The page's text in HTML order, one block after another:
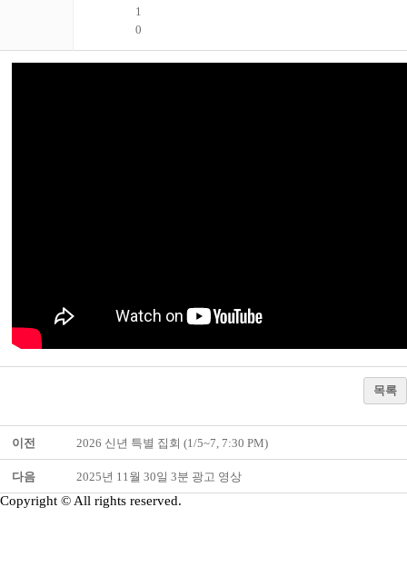
목록
이전 2026 신년 특별 집회 (1/5~7, 7:30 PM)
다음 2025년 11월 30일 3분 광고 영상
Copyright © All rights reserved.